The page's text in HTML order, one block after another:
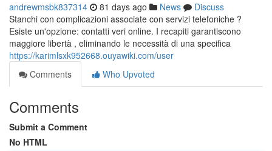
andrewmsbk837314 81 days ago News
Discuss
Stanchi con complicazioni associate con servizi telefoniche ?
Esiste un'opzione: contatti veri online. I recapiti garantiscono
maggiore libertà , eliminando le necessità di una specifica
https://karimlsxk952668.ouyawiki.com/user
Comments
Who Upvoted
Comments
Submit a Comment
No HTML